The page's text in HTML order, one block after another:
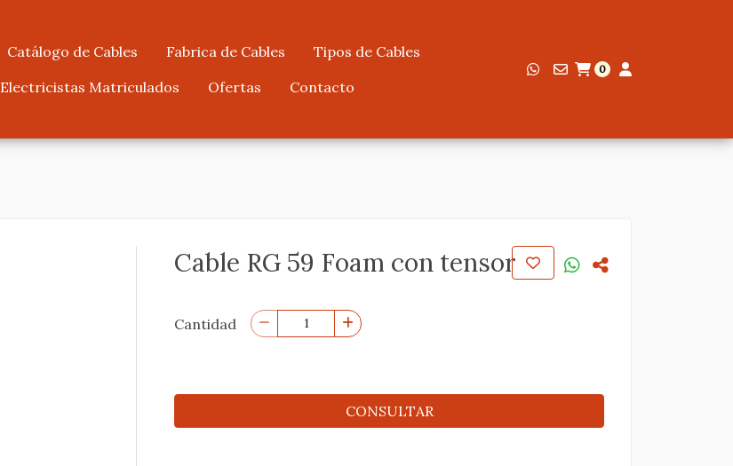
Catálogo de Cables Fabrica de Cables
Tipos de Cables
Electricistas Matriculados
Ofertas Contacto
0
Cable RG 59 Foam con tensor
Cantidad
CONSULTAR